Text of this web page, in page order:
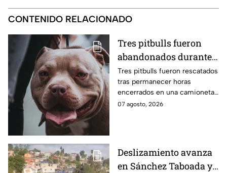
CONTENIDO RELACIONADO
Tres pitbulls fueron
abandonados durante
horas dentro de una
camioneta bajo el calor
en Tijuana; así
lograron rescatarlos
Tres pitbulls fueron rescatados
tras permanecer horas
encerrados en una camioneta
bajo altas temperaturas en la
07 agosto, 2026
Deslizamiento avanza
en Sánchez Taboada y